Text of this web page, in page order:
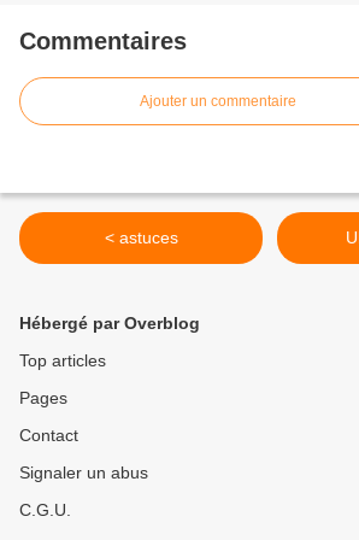
Commentaires
Ajouter un commentaire
< astuces
Hébergé par Overblog
Top articles
Pages
Contact
Signaler un abus
C.G.U.